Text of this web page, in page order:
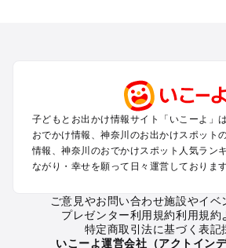
小田原・熱海・湯河原・真鶴のプールお
町田・相模原・愛川・上野原のプールお
新横浜・港北エリア・日吉・青葉台・鶴
川崎のプールお出かけ
海老名・厚木のプールお出かけ
箱根（湯本・強羅・小涌谷・仙石原・芦
秦野・南足柄・丹沢のプールお出かけ
子どもとお出かけ情報サイト「いこーよ」
おでかけ情報、神奈川のお出かけスポット
情報、神奈川のおでかけスポット人気ラン
ながり・幸せを願って日々運営しております
ご意見やお問い合わせ施設やイベ
プレゼンター利用規約利用規約
特定商取引法に基づく表記
いこーよ運営会社（アクトイン